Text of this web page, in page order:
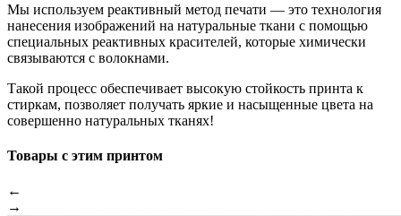
Мы используем реактивный метод печати — это технология
нанесения изображений на натуральные ткани с помощью
специальных реактивных красителей, которые химически
связываются с волокнами.
Такой процесс обеспечивает высокую стойкость принта к
стиркам, позволяет получать яркие и насыщенные цвета на
совершенно натуральных тканях!
Товары с этим принтом
←
→